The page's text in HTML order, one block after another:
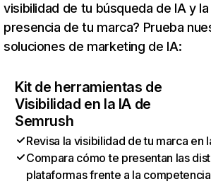
visibilidad de tu búsqueda de IA y la
presencia de tu marca? Prueba
soluciones de marketing de IA:
Kit de herramientas de
Visibilidad en la IA de
Semrush
Revisa la visibilidad de tu marca en
Compara cómo te presentan las
plataformas frente a la competencia